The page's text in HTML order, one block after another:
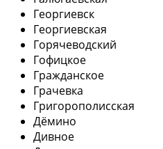
Георгиевск
Георгиевская
Горячеводский
Гофицкое
Гражданское
Грачевка
Григорополисская
Дёмино
Дивное